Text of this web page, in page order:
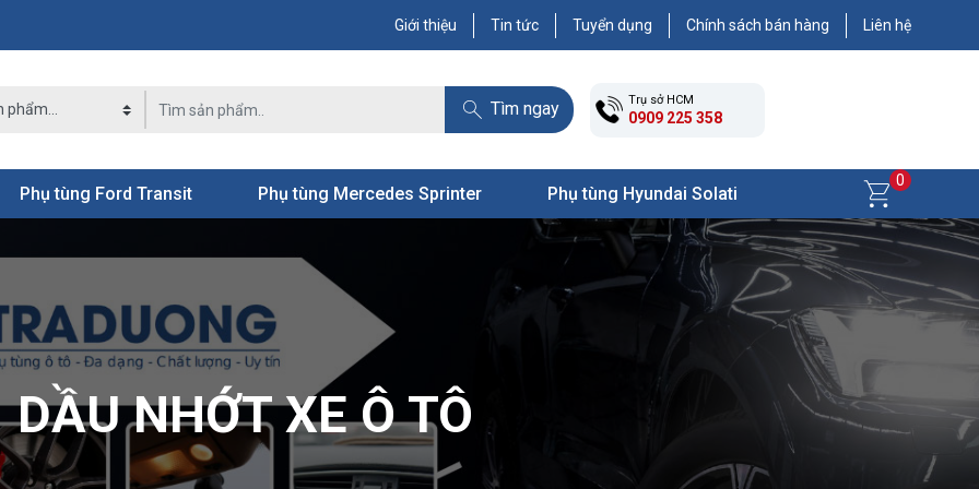
Giới thiệu Tin tức Tuyển dụng Chính sách bán hàng Liên hệ
Tìm ngay Trụ sở HCM
0909 225 358
Phụ tùng Ford Transit Phụ tùng Mercedes Sprinter Phụ tùng Hyundai Solati
0
DẦU NHỚT XE Ô TÔ